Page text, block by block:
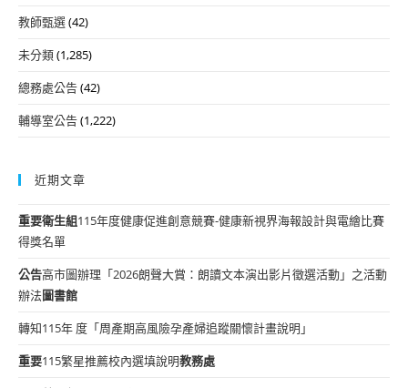
教師甄選(42)
未分類(1,285)
總務處公告(42)
輔導室公告(1,222)
近期文章
重要衛生組115年度健康促進創意競賽-健康新視界海報設計與電繪比賽
得獎名單
公告高市圖辦理「2026朗聲大賞：朗讀文本演出影片徵選活動」之活動
辦法圖書館
轉知115年 度「周產期高風險孕產婦追蹤關懷計畫說明」
重要115繁星推薦校內選填說明教務處